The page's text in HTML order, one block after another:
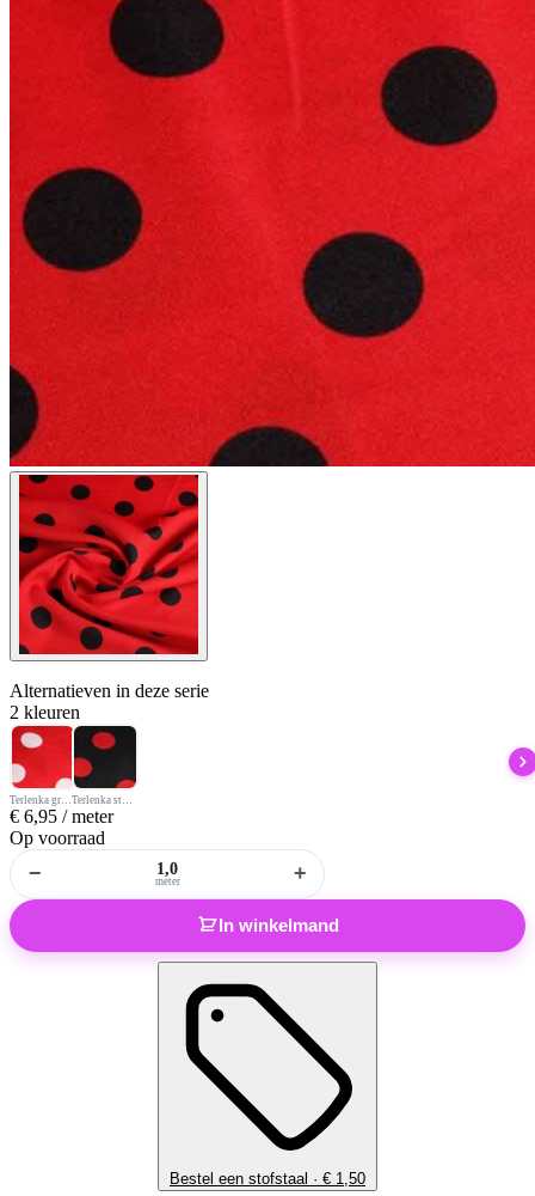
Alternatieven in deze serie
2 kleuren
€ 6,95 / meter
Op voorraad
− meter +
In winkelmand
Bestel een stofstaal · € 1,50